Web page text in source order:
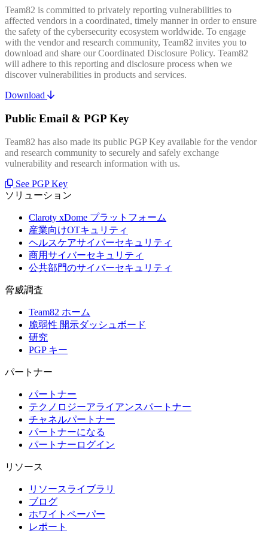
Team82 is committed to privately reporting vulnerabilities to
affected vendors in a coordinated, timely manner in order to ensure
the safety of the cybersecurity ecosystem worldwide. To engage
with the vendor and research community, Team82 invites you to
download and share our Coordinated Disclosure Policy. Team82
will adhere to this reporting and disclosure process when we
discover vulnerabilities in products and services.
Download
Public Email & PGP Key
Team82 has also made its public PGP Key available for the vendor
and research community to securely and safely exchange
vulnerability and research information with us.
See PGP Key
ソリューション
Claroty xDome プラットフォーム
産業向けOTキュリティ
ヘルスケアサイバーセキュリティ
商用サイバーセキュリティ
公共部門のサイバーセキュリティ
脅威調査
Team82 ホーム
脆弱性 開示ダッシュボード
研究
PGP キー
パートナー
パートナー
テクノロジーアライアンスパートナー
チャネルパートナー
パートナーになる
パートナーログイン
リソース
リソースライブラリ
ブログ
ホワイトペーパー
レポート